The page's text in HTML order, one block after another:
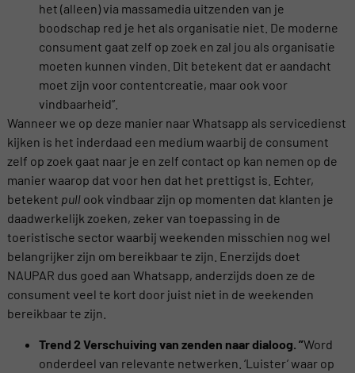
het (alleen) via massamedia uitzenden van je
boodschap red je het als organisatie niet. De moderne
consument gaat zelf op zoek en zal jou als organisatie
moeten kunnen vinden. Dit betekent dat er aandacht
moet zijn voor contentcreatie, maar ook voor
vindbaarheid”.
Wanneer we op deze manier naar Whatsapp als servicedienst
kijken is het inderdaad een medium waarbij de consument
zelf op zoek gaat naar je en zelf contact op kan nemen op de
manier waarop dat voor hen dat het prettigst is. Echter,
betekent pullook vindbaar zijn op momenten dat klanten je
daadwerkelijk zoeken, zeker van toepassing in de
toeristische sector waarbij weekenden misschien nog wel
belangrijker zijn om bereikbaar te zijn. Enerzijds doet
NAUPAR dus goed aan Whatsapp, anderzijds doen ze de
consument veel te kort door juist niet in de weekenden
bereikbaar te zijn.
Trend 2 Verschuiving van zenden naar dialoog. ”Word
onderdeel van relevante netwerken. ‘Luister’ waar op